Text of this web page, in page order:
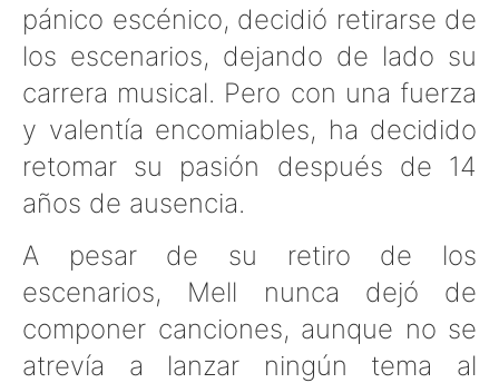
pánico escénico, decidió retirarse de
los escenarios, dejando de lado su
carrera musical. Pero con una fuerza
y valentía encomiables, ha decidido
retomar su pasión después de 14
años de ausencia.
A pesar de su retiro de los
escenarios, Mell nunca dejó de
componer canciones, aunque no se
atrevía a lanzar ningún tema al